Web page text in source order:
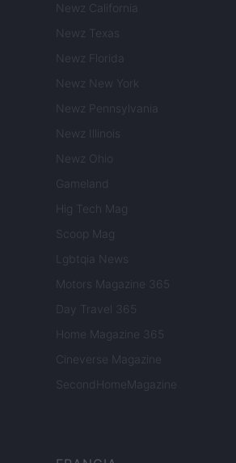
Newz California
Newz Texas
Newz Florida
Newz New York
Newz Pennsylvania
Newz Illinois
Newz Ohio
Gameland
Hig Tech Mag
Scoop Mag
Lgbtqia News
Motors Magazine 365
Day Travel 365
Home Magazine 365
Cineverse Magazine
SecondHomeMagazine